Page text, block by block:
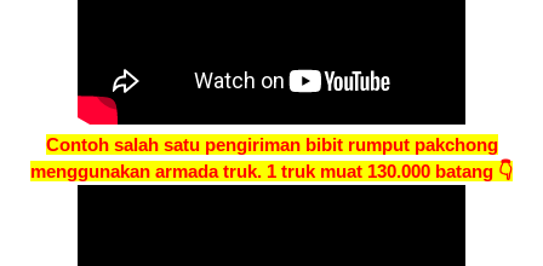
Contoh salah satu pengiriman bibit rumput pakchong
menggunakan armada truk. 1 truk muat 130.000 batang 👇